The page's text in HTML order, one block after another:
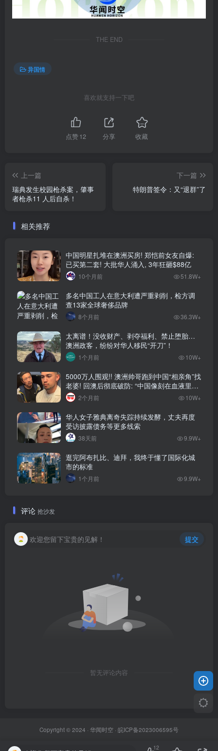
THE END
异国情
喜欢就支持一下吧
点赞12 分享 收藏
上一篇
瑞典发生校园枪杀案，肇事
者枪杀11 人后自杀！
下一篇
特朗普签令：又“退群”了
相关推荐
中国明星扎堆在澳洲买房! 郑恺前女友自爆:
已买第二套! 大批华人涌入, 3年狂砸$88亿
10个月前 51.8W+
多名中国工人在意大利遭严重剥削，检方调
查13家全球奢侈品牌
8个月前 36.3W+
太离谱！没收财产、剥夺福利、禁止堕胎…
澳洲政客，纷纷对华人移民“开刀”！
1个月前 10W+
5000万人围观!! 澳洲帅哥跑到中国“相亲角”找
老婆! 回澳后彻底破防: “中国像刻在血液里的
家”! 全网疯狂热议…
2个月前 10W+
华人女子雅典离奇失踪持续发酵，丈夫再度
受访披露债务等更多线索
38天前 9.9W+
逛完阿布扎比、迪拜，我终于懂了国际化城
市的标准
1个月前 9.9W+
评论 抢沙发
欢迎您留下宝贵的见解！ 提交
暂无评论内容
Copyright © 2024 · 华闻时空 · 皖ICP备2023006595号
12